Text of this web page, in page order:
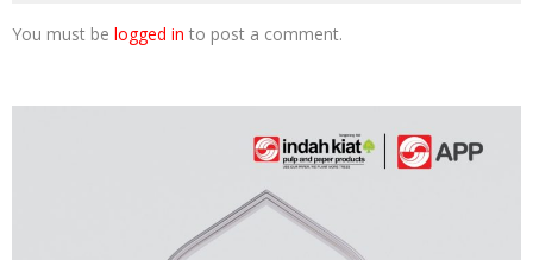
You must be logged in to post a comment.